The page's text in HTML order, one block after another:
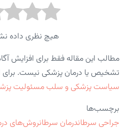
هیچ نظری داده
مطالب این مقاله فقط برای افزایش
تشخیص یا درمان پزشکی نیست. برای
سیاست پزشکی و سلب مسئولیت
برچسب‌ها
جراحی سرطاندرمان سرطانروش‌های